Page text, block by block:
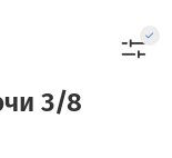
3/8